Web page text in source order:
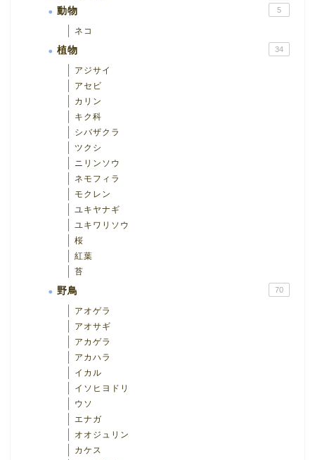
動物 5
ネコ
植物 34
アジサイ
アセビ
カリン
キク科
シバザクラ
ツクシ
ニリンソウ
ネモフィラ
モクレン
ユキヤナギ
ユキワリソウ
桜
紅葉
苔
野鳥 70
アオゲラ
アオサギ
アカゲラ
アカハラ
イカル
イソヒヨドリ
ウソ
エナガ
オオジュリン
カケス